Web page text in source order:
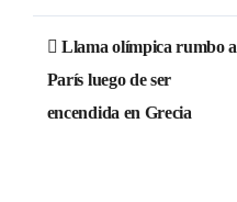
Navegación
de
entradas
Llama olímpica rumbo a
París luego de ser
encendida en Grecia